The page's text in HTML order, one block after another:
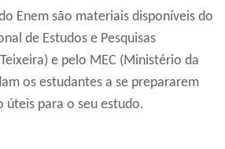
Enem são materiais disponíveis do
de Estudos e Pesquisas
e pelo MEC (Ministério da
os estudantes a se prepararem
úteis para o seu estudo.